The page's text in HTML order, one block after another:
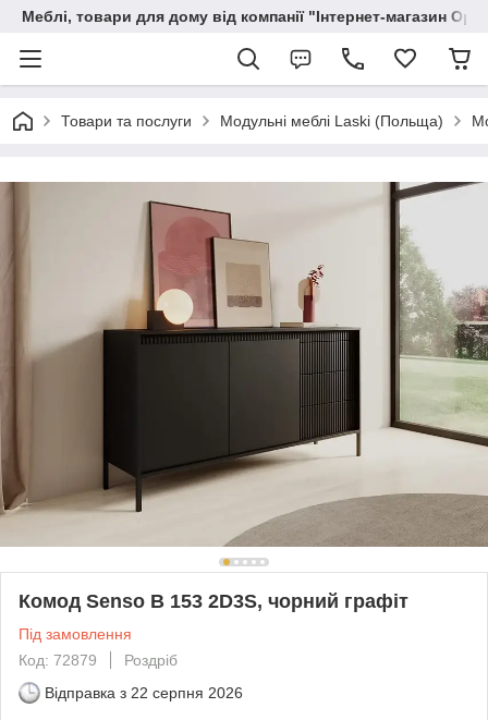
Меблі, товари для дому від компанії "Інтернет-магазин
Товари та послуги Модульні меблі Laski (Польща)
Комод Senso B 153 2D3S, чорний графіт
Під замовлення
Код: 72879
Роздріб
Відправка з 22 серпня 2026